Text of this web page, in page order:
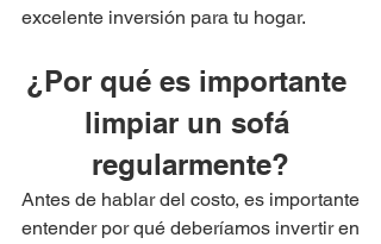
excelente inversión para tu hogar.
¿Por qué es importante
limpiar un sofá
regularmente?
Antes de hablar del costo, es importante
entender por qué deberíamos invertir en